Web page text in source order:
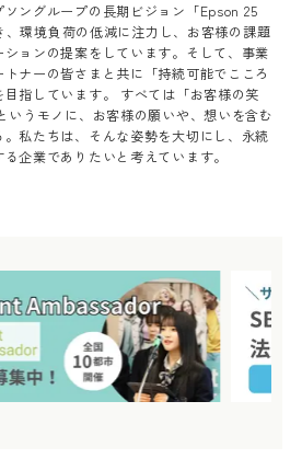
ングループの長期ビジョン「Epson 25
、環境負荷の低減に注力し、お客様の課題
ョンの提案をしています。そして、事業
ナーの皆さまと共に「持続可能でこころ
指しています。 すべては「お客様の笑
いうモノに、お客様の願いや、想いを含む
私たちは、そんな姿勢を大切にし、永続
企業でありたいと考えています。